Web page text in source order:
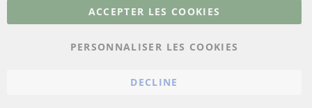
Conditions générales
ACCEPTER LES COOKIES
PERSONNALISER LES COOKIES
DECLINE